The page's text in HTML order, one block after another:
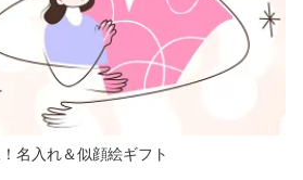
名入れ＆似顔絵ギフト